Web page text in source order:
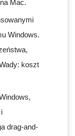
Mac.
Windows.
koszt
drag-and-